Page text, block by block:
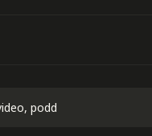
podd